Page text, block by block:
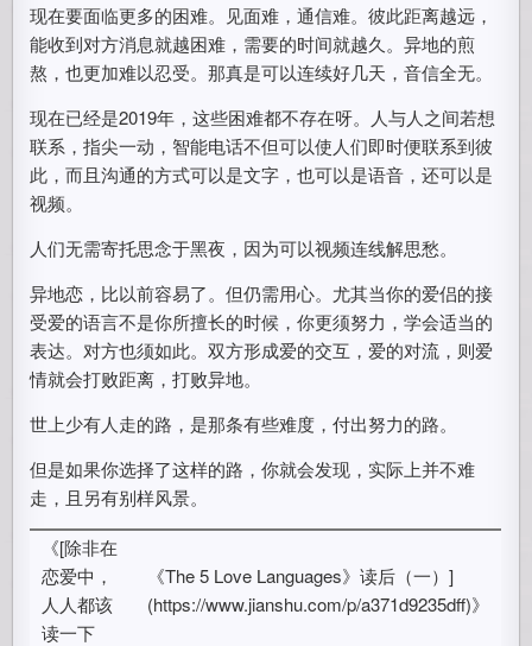
现在要面临更多的困难。见面难，通信难。彼此距离越远，
能收到对方消息就越困难，需要的时间就越久。异地的煎
熬，也更加难以忍受。那真是可以连续好几天，音信全无。
现在已经是2019年，这些困难都不存在呀。人与人之间若想
联系，指尖一动，智能电话不但可以使人们即时便联系到彼
此，而且沟通的方式可以是文字，也可以是语音，还可以是
视频。
人们无需寄托思念于黑夜，因为可以视频连线解思愁。
异地恋，比以前容易了。但仍需用心。尤其当你的爱侣的接
受爱的语言不是你所擅长的时候，你更须努力，学会适当的
表达。对方也须如此。双方形成爱的交互，爱的对流，则爱
情就会打败距离，打败异地。
世上少有人走的路，是那条有些难度，付出努力的路。
但是如果你选择了这样的路，你就会发现，实际上并不难
走，且另有别样风景。
《[除非在
恋爱中，
人人都该
读一下
《The 5 Love Languages》读后（一）]
(https://www.jianshu.com/p/a371d9235dff)》